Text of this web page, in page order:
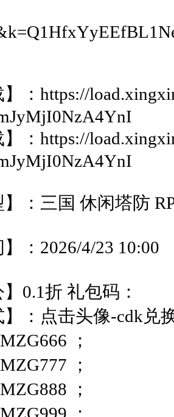
】：https://
】：https://
】：三国 休闲塔防
】：2026/4/23 10:00
】0.1折 礼包码：
】：点击头像-cdk兑
；
；
；